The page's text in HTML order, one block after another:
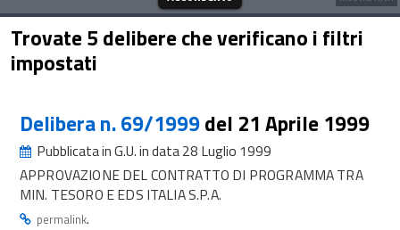
Trovate 5 delibere che verificano i filtri
impostati
Delibera n. 69/1999del 21 Aprile 1999
Pubblicata in G.U. in data 28 Luglio 1999
APPROVAZIONE DEL CONTRATTO DI PROGRAMMA TRA
MIN. TESORO E EDS ITALIA S.P.A.
permalink.